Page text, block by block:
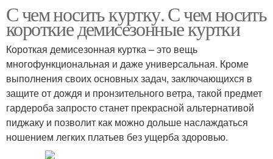
С чем носить куртку. С чем носить
короткие демисезонные куртки
Короткая демисезонная куртка – это вещь
многофункциональная и даже универсальная. Кроме
выполнения своих основных задач, заключающихся в
защите от дождя и пронзительного ветра, такой предмет
гардероба запросто станет прекрасной альтернативой
пиджаку и позволит как можно дольше наслаждаться
ношением легких платьев без ущерба здоровью.